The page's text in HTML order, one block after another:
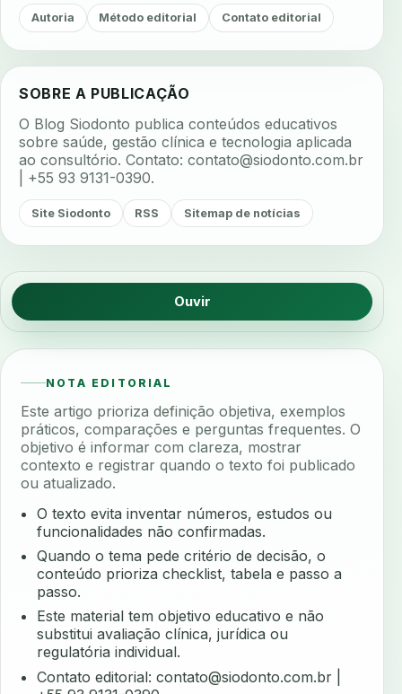
Autoria Método editorial Contato editorial
SOBRE A PUBLICAÇÃO
O Blog Siodonto publica conteúdos educativos
sobre saúde, gestão clínica e tecnologia aplicada
ao consultório. Contato: contato@siodonto.com.br
| +55 93 9131-0390.
Site Siodonto RSS Sitemap de notícias
Ouvir
NOTA EDITORIAL
Este artigo prioriza definição objetiva, exemplos
práticos, comparações e perguntas frequentes. O
objetivo é informar com clareza, mostrar
contexto e registrar quando o texto foi publicado
ou atualizado.
O texto evita inventar números, estudos ou
funcionalidades não confirmadas.
Quando o tema pede critério de decisão, o
conteúdo prioriza checklist, tabela e passo a
passo.
Este material tem objetivo educativo e não
substitui avaliação clínica, jurídica ou
regulatória individual.
Contato editorial:contato@siodonto.com.br